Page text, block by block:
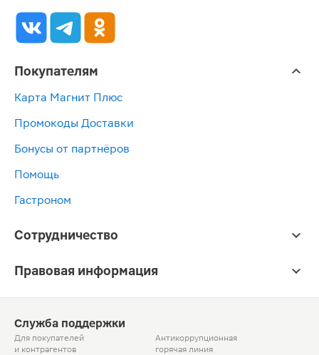
Покупателям
Карта Магнит Плюс
Промокоды Доставки
Бонусы от партнёров
Помощь
Гастроном
Сотрудничество
Правовая информация
Служба поддержки
Для покупателей
и контрагентов
Антикоррупционная
горячая линия